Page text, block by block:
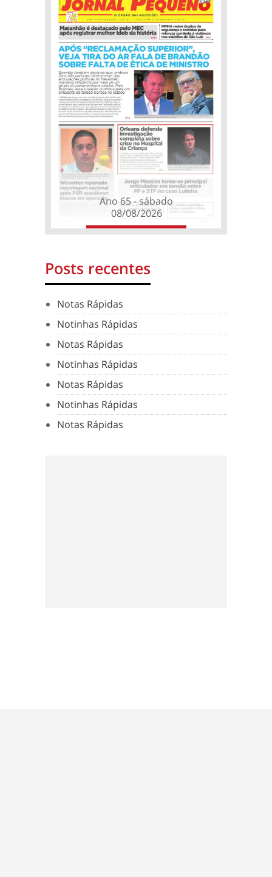
Ano 65 - sábado
08/08/2026
Posts recentes
Notas Rápidas
Notinhas Rápidas
Notas Rápidas
Notinhas Rápidas
Notas Rápidas
Notinhas Rápidas
Notas Rápidas